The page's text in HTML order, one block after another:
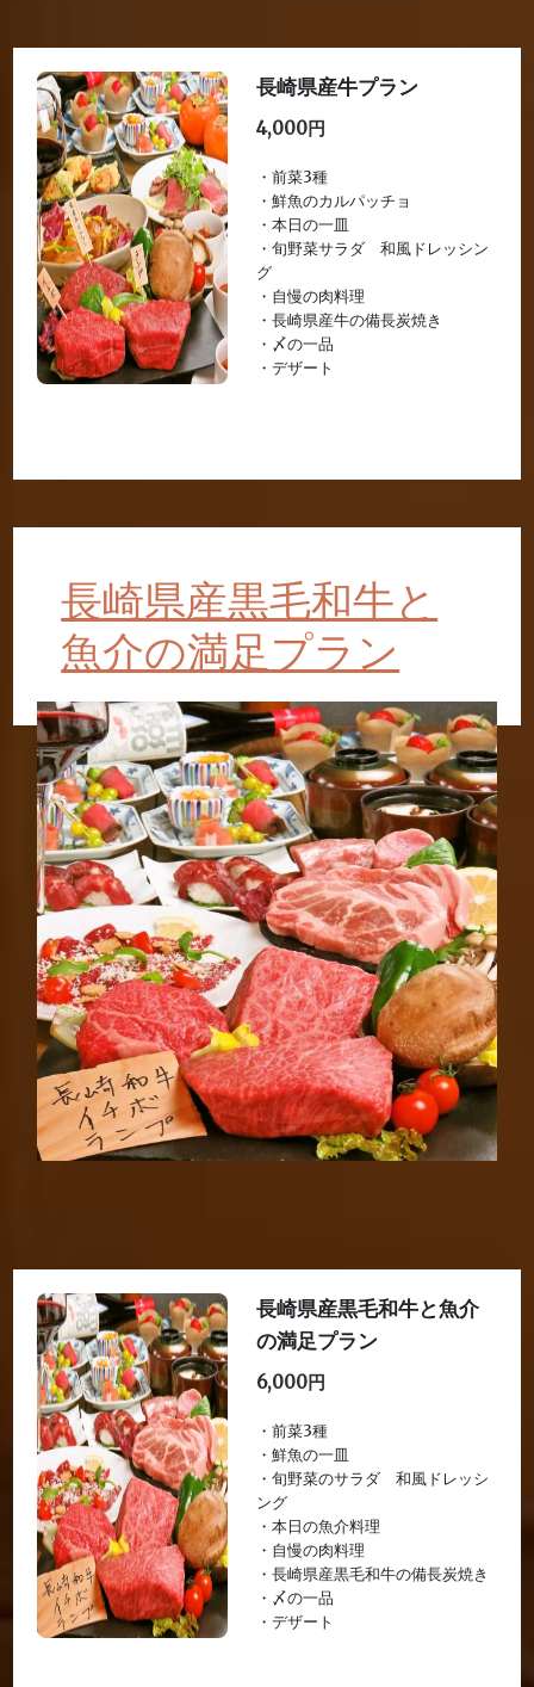
長崎県産牛プラン
4,000円
・前菜3種
・鮮魚のカルパッチョ
・本日の一皿
・旬野菜サラダ 和風ドレッシン
グ
・自慢の肉料理
・長崎県産牛の備長炭焼き
・〆の一品
・デザート
長崎県産黒毛和牛と
魚介の満足プラン
長崎県産黒毛和牛と魚介
の満足プラン
6,000円
・前菜3種
・鮮魚の一皿
・旬野菜のサラダ 和風ドレッシ
ング
・本日の魚介料理
・自慢の肉料理
・長崎県産黒毛和牛の備長炭焼き
・〆の一品
・デザート